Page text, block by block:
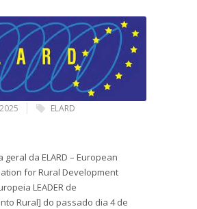
ELARD
da ELARD – European
for Rural Development
LEADER de
Rural] do passado dia 4 de